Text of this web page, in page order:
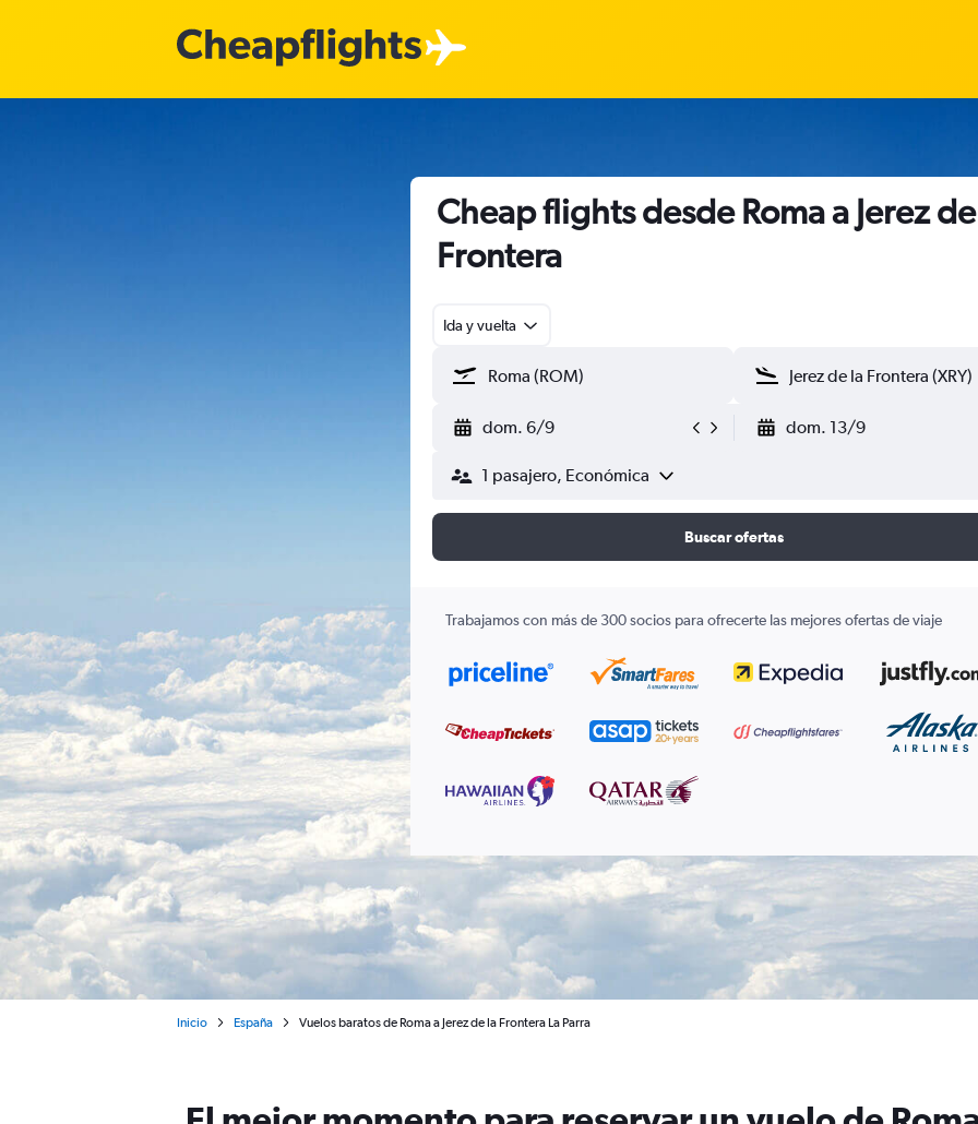
Cheap flights desde Roma a Jerez
Frontera
Ida y vuelta
dom. 6/9 dom. 13/9
1 pasajero, Económica
Buscar ofertas
Trabajamos con más de 300 socios para ofrecerte las mejores ofertas de viaje
Inicio España Vuelos baratos de Roma a Jerez de la Frontera La Parra